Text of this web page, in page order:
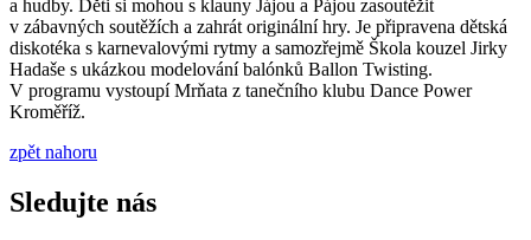
a hudby. Děti si mohou s klauny Jájou a Pájou zasoutěžit
v zábavných soutěžích a zahrát originální hry. Je připravena dětská
diskotéka s karnevalovými rytmy a samozřejmě Škola kouzel Jirky
Hadaše s ukázkou modelování balónků Ballon Twisting.
V programu vystoupí Mrňata z tanečního klubu Dance Power
Kroměříž.
zpět nahoru
Sledujte nás